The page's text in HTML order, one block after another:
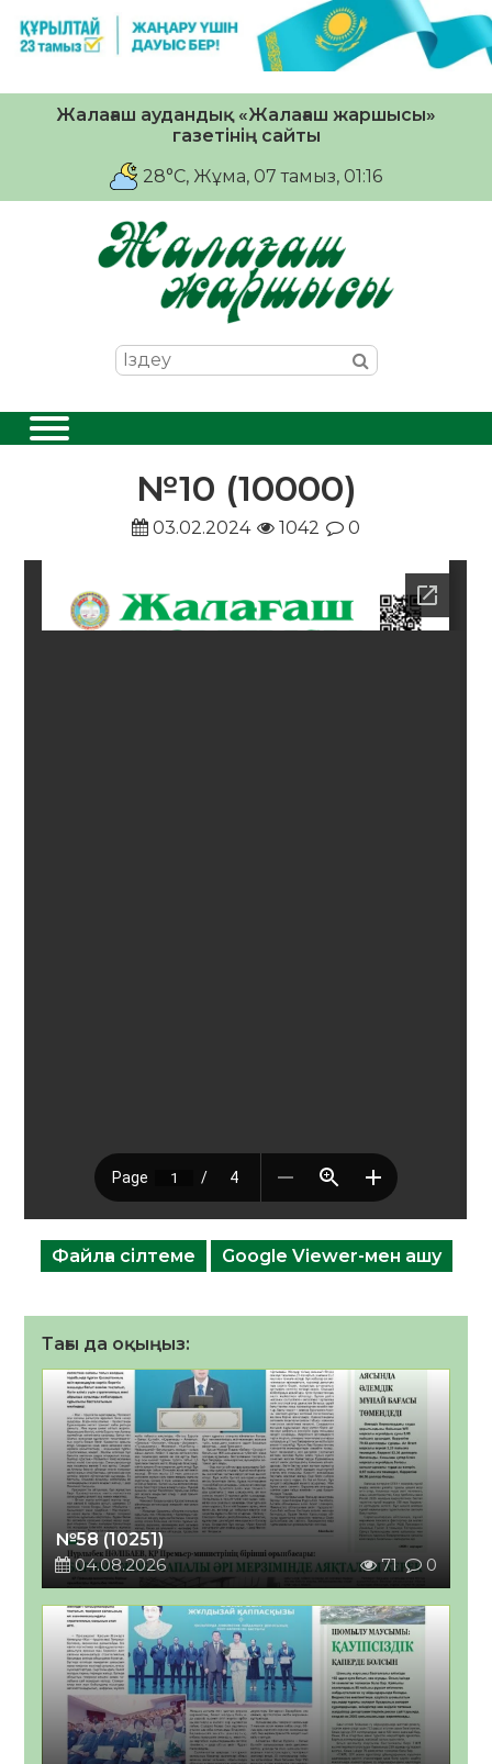
Жалағаш аудандық «Жалағаш жаршысы»
газетінің сайты
28°C, Жұма, 07 тамыз, 01:16
№10 (10000)
03.02.2024 1042 0
Файлға сілтеме Google Viewer-мен ашу
Тағы да оқыңыз:
№58 (10251)
04.08.2026
71 0